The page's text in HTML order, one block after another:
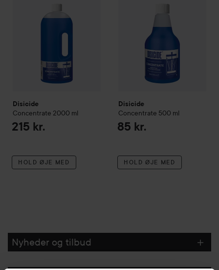
Disicide
Concentrate 2000 ml
215 kr.
HOLD ØJE MED
Disicide
Concentrate 500 ml
85 kr.
HOLD ØJE MED
Nyheder og tilbud